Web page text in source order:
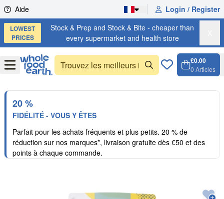
Skip to content
Aide Login / Register
LOWEST
PRICES
Stock & Prep and Stock & Bite - cheaper than
every supermarket and health store
OpenMenu
£0.00
0 Articles
20 %
FIDÉLITÉ - VOUS Y ÊTES
Parfait pour les achats fréquents et plus petits. 20 % de
réduction sur nos marques*, livraison gratuite dès €50 et des
points à chaque commande.